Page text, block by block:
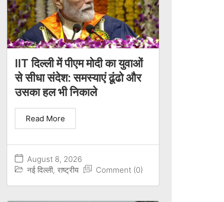
IIT दिल्ली में पीएम मोदी का युवाओं
से सीधा संदेश: समस्याएं ढूंढो और
उसका हल भी निकाले
August 8, 2026
नई दिल्ली, राष्ट्रीय Comment (0)
Read More